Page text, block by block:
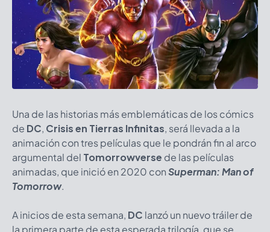
Una de las historias más emblemáticas de los cómics
de DC, Crisis en Tierras Infinitas, será llevada a la
animación con tres películas que le pondrán fin al arco
argumental del Tomorrowverse de las películas
animadas, que inició en 2020 conSuperman: Man of
Tomorrow.
A inicios de esta semana, DC lanzó un nuevo tráiler de
la primera parte de esta esperada trilogía, que se